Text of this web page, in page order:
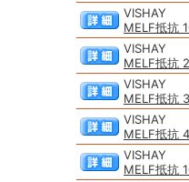
VISHAY
MELF抵抗
VISHAY
MELF抵抗
VISHAY
MELF抵抗
VISHAY
MELF抵抗
VISHAY
MELF抵抗